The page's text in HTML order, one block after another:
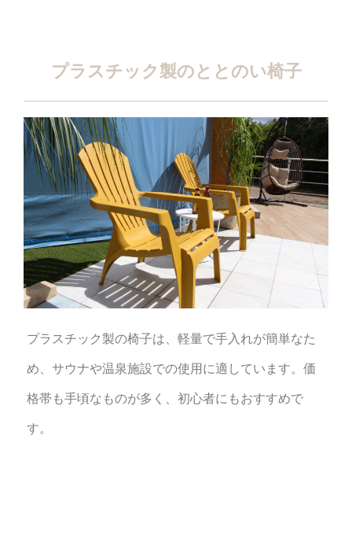
プラスチック製のととのい椅子
プラスチック製の椅子は、軽量で手入れが簡単なた
め、サウナや温泉施設での使用に適しています。価
格帯も手頃なものが多く、初心者にもおすすめで
す。